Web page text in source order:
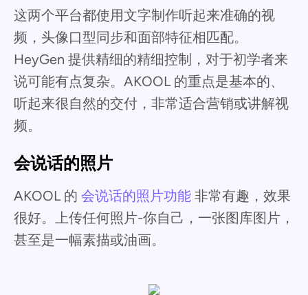
这两个平台都使用文字制作听起来准确的视
频，头像口型同步和面部特征相匹配。
HeyGen 提供精细的精细控制，对于初学者来
说可能有点复杂。AKOOL 的重点是基本的、
听起来很自然的交付，非常适合营销或讲解视
频。
会说话的照片
AKOOL 的 会说话的照片功能 非常有趣，效果
很好。上传任何照片-你自己，一张图库图片，
甚至是一幅素描或油画。